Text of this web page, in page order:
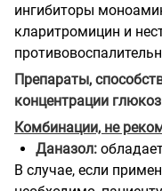
ингибиторы
кларитромицин и
Препараты,
концентрации
Комбинации, не
Даназол:
В случае, если